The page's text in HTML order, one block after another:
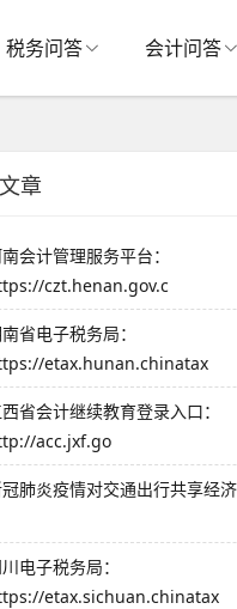
税务问答 会计问答
章
会计管理服务平台：
czt.henan.gov.c
省电子税务局：
etax.hunan.chinatax
省会计继续教育登录入口：
acc.jxf.go
肺炎疫情对交通出行共享经
电子税务局：
etax.sichuan.chinatax